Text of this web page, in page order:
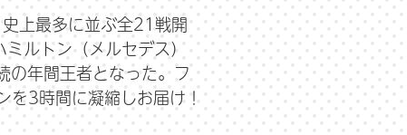
上最多に並ぶ全21戦開
ルトン（メルセデス）
の年間王者となった。フ
を3時間に凝縮しお届け！